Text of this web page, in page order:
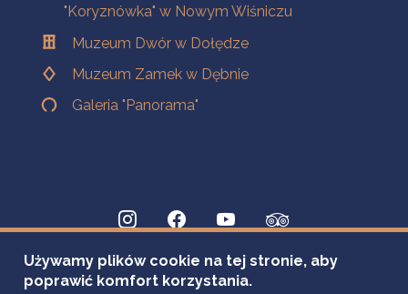
"Koryznówka" w Nowym Wiśniczu
Muzeum Dwór w Dołędze
Muzeum Zamek w Dębnie
Galeria "Panorama"
Używamy plików cookie na tej stronie, aby
poprawić komfort korzystania.